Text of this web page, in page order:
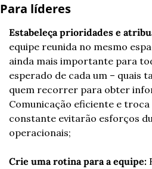
Para líderes
Estabeleça prioridades e
equipe reunida no mesmo
ainda mais importante para
esperado de cada um – quais
quem recorrer para obter
Comunicação eficiente e
constante evitarão esforços
operacionais;
Crie uma rotina para a equipe: